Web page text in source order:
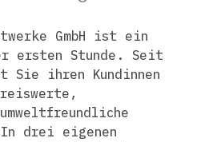
GmbH ist ein
ersten Stunde. Seit
Sie ihren Kundinnen
In drei eigenen